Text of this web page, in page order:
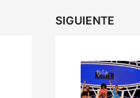
SIGUIENTE